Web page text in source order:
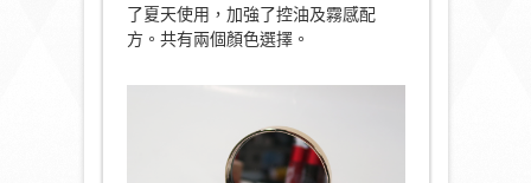
了夏天使用，加強了控油及霧感配
方。共有兩個顏色選擇。